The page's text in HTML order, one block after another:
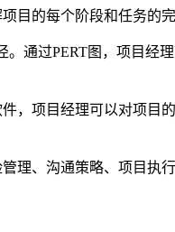
目的每个阶段和任务的
通过PERT图，项目经
，项目经理可以对项目
理、沟通策略、项目执